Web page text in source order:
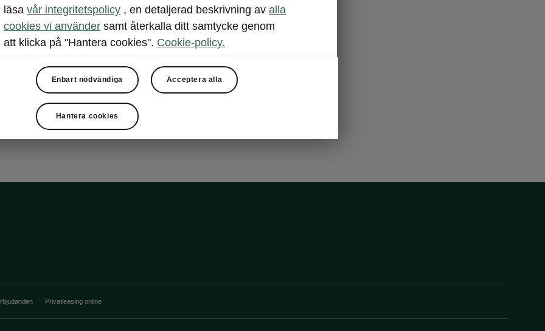
inklusive Exit warning
filhållningsassistans
3.0 / Intelligent parkeringsassistans
Virtuell Cockpit
Privatleasing online
läsa vår integritetspolicy , en detaljerad beskrivning av alla
cookies vi använder samt återkalla ditt samtycke genom
att klicka på "Hantera cookies". Cookie-policy.
Enbart nödvändiga Acceptera alla
Hantera cookies